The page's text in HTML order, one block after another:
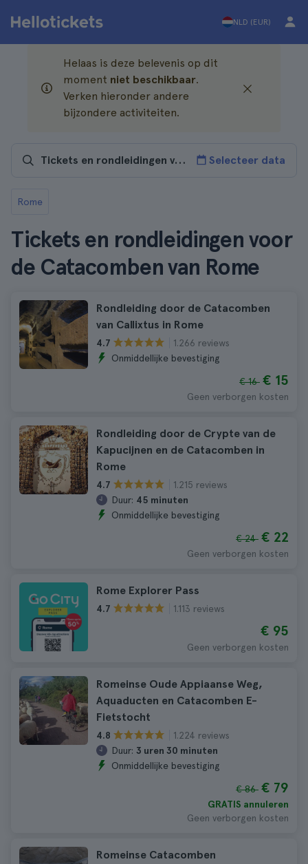
NLD (EUR)
Helaas is deze belevenis op dit
moment niet beschikbaar.
Verken hieronder andere
bijzondere activiteiten.
Selecteer data
Rome
Tickets en rondleidingen voor
de Catacomben van Rome
Rondleiding door de Catacomben
van Callixtus in Rome
4.7
1.266 reviews
Onmiddellijke bevestiging
€ 16 € 15
Geen verborgen kosten
Rondleiding door de Crypte van de
Kapucijnen en de Catacomben in
Rome
4.7
1.215 reviews
Duur: 45 minuten
Onmiddellijke bevestiging
€ 24 € 22
Geen verborgen kosten
Rome Explorer Pass
4.7 1.113 reviews
€ 95
Geen verborgen kosten
Romeinse Oude Appiaanse Weg,
Aquaducten en Catacomben E-
Fietstocht
4.8
1.224 reviews
Duur: 3 uren 30 minuten
Onmiddellijke bevestiging
€ 86 € 79
GRATIS annuleren
Geen verborgen kosten
Romeinse Catacomben